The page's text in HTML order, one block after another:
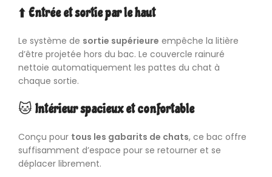
⬆️Entrée et sortie par le haut
Le système de sortie supérieure empêche la litière
d’être projetée hors du bac. Le couvercle rainuré
nettoie automatiquement les pattes du chat à
chaque sortie.
🐱Intérieur spacieux et confortable
Conçu pour tous les gabarits de chats, ce bac offre
suffisamment d’espace pour se retourner et se
déplacer librement.